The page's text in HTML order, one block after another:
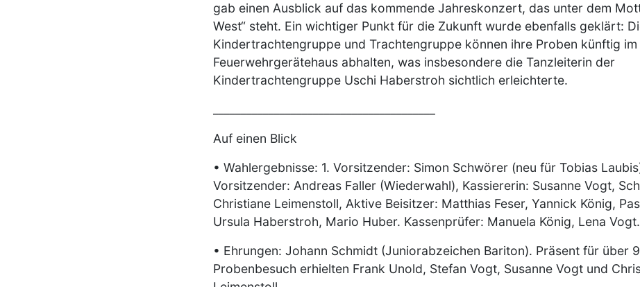
gab einen Ausblick auf das kommende Jahreskonzert, das unter dem
West“ steht. Ein wichtiger Punkt für die Zukunft wurde ebenfalls geklärt:
Kindertrachtengruppe und Trachtengruppe können ihre Proben künftig im
Feuerwehrgerätehaus abhalten, was insbesondere die Tanzleiterin der
Kindertrachtengruppe Uschi Haberstroh sichtlich erleichterte.
Auf einen Blick
• Wahlergebnisse: 1. Vorsitzender: Simon Schwörer (neu für Tobias
Vorsitzender: Andreas Faller (Wiederwahl), Kassiererin: Susanne Vogt,
Christiane Leimenstoll, Aktive Beisitzer: Matthias Feser, Yannick König,
Ursula Haberstroh, Mario Huber. Kassenprüfer: Manuela König, Lena Vogt.
• Ehrungen: Johann Schmidt (Juniorabzeichen Bariton). Präsent für über
Probenbesuch erhielten Frank Unold, Stefan Vogt, Susanne Vogt und